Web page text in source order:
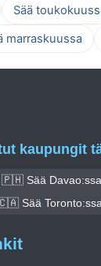
Sää
marraskuussa
kaupungit
🇵🇭 Sää Davao:ssa
Sää